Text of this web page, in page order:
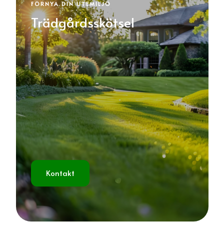
FÖRNYA DIN UTEMILJÖ
Trädgårdsskötsel
Kontakt